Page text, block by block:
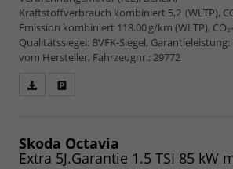
Kraftstoffverbrauch kombiniert 5,2 (WLTP),
Emission kombiniert 118.00 g/km (WLTP),
Qualitätssiegel: BVFK-Siegel,
vom Hersteller, Fahrzeugnr.: 29772
speichern/drucken
Skoda Octavia
Extra 5J.Garantie 1.5 TSI 85 kW